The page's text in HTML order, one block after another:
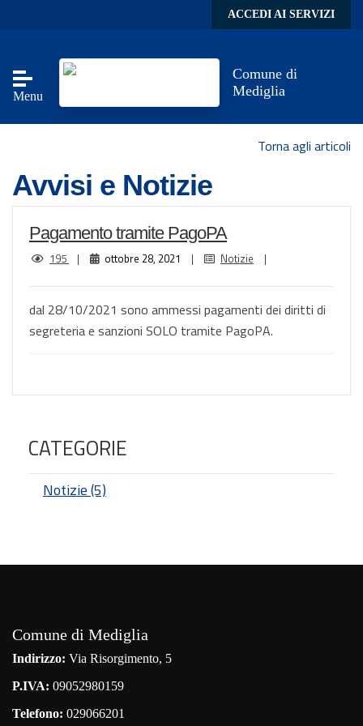
ACCEDI AI SERVIZI
Menu
Comune di
Mediglia
Torna agli articoli
Avvisi e Notizie
Pagamento tramite PagoPA
195 | ottobre 28, 2021 | Notizie |
dal 28/10/2021 sono ammessi pagamenti dei diritti di
segreteria e sanzioni SOLO tramite PagoPA.
CATEGORIE
Notizie (5)
Comune di Mediglia
Indirizzo: Via Risorgimento, 5
P.IVA: 09052980159
Telefono: 029066201